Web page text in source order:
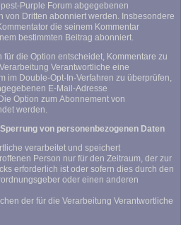
Purple Forum abgegebenen
von Dritten abonniert werden. Insbesondere
die seinem Kommentar
bestimmten Beitrag abonniert.
die Option entscheidet, Kommentare zu
Verantwortliche eine
im Double-Opt-In-Verfahren zu überprüfen,
E-Mail-Adresse
Option zum Abonnement von
werden.
von personenbezogenen Daten
verarbeitet und speichert
Person nur für den Zeitraum, der zur
erforderlich ist oder sofern dies durch den
oder einen anderen
der für die Verarbeitung Verantwortliche